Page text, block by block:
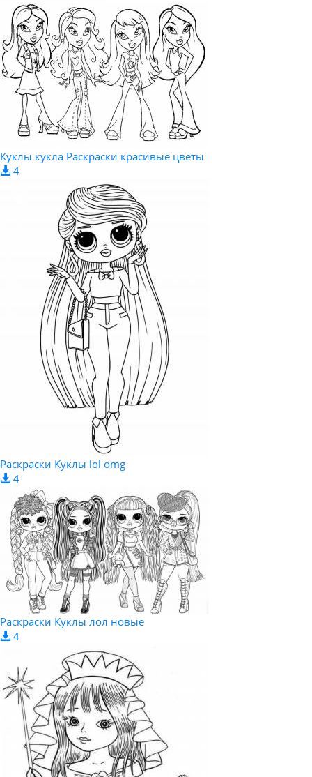
Куклы кукла Раскраски красивые цветы
4
Раскраски Куклы lol omg
4
Раскраски Куклы лол новые
4